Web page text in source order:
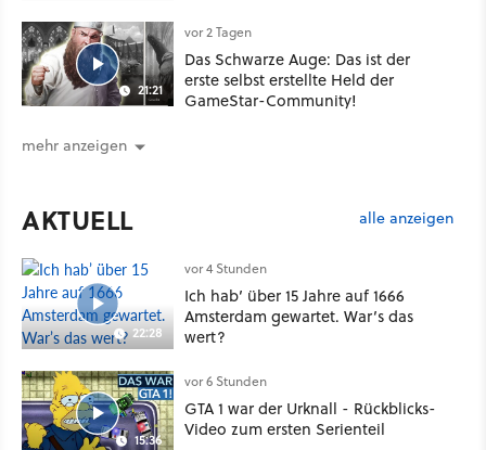
21:21
vor 2 Tagen
Das Schwarze Auge: Das ist der
erste selbst erstellte Held der
GameStar-Community!
mehr anzeigen
AKTUELL alle anzeigen
22:28
vor 4 Stunden
Ich hab’ über 15 Jahre auf 1666
Amsterdam gewartet. War’s das
wert?
15:36
vor 6 Stunden
GTA 1 war der Urknall - Rückblicks-
Video zum ersten Serienteil